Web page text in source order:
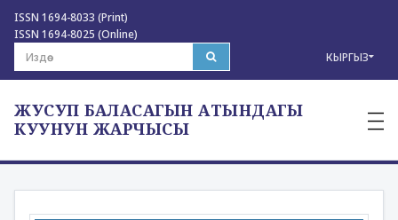
ISSN 1694-8033 (Print)
ISSN 1694-8025 (Online)
КЫРГЫЗ
ЖУСУП БАЛАСАГЫН АТЫНДАГЫ
КУУНУН ЖАРЧЫСЫ
—
—
—